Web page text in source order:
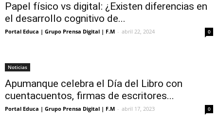
Papel físico vs digital: ¿Existen diferencias en
el desarrollo cognitivo de...
Portal Educa | Grupo Prensa Digital | F.M - abril 22, 2024 0
Noticias
Apumanque celebra el Día del Libro con
cuentacuentos, firmas de escritores...
Portal Educa | Grupo Prensa Digital | F.M - abril 17, 2023 0